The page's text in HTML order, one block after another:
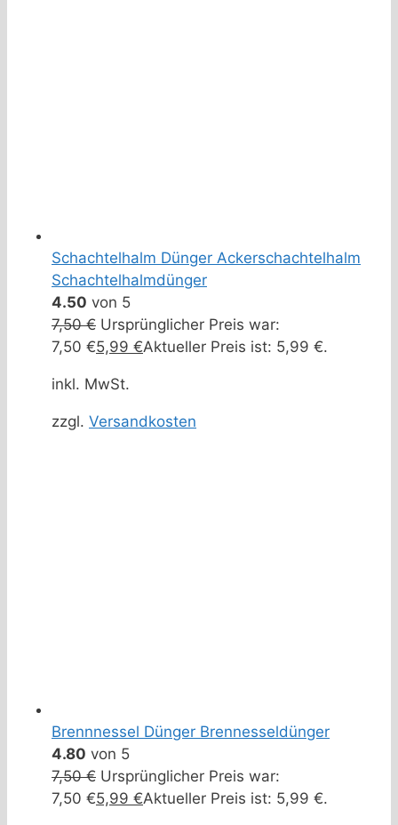
Schachtelhalm Dünger Ackerschachtelhalm
Schachtelhalmdünger
4.50 von 5
7,50€ Ursprünglicher Preis war:
7,50 €5,99 €Aktueller Preis ist: 5,99 €.
inkl. MwSt.
zzgl. Versandkosten
Brennnessel Dünger Brennesseldünger
4.80 von 5
7,50€ Ursprünglicher Preis war:
7,50 €5,99 €Aktueller Preis ist: 5,99 €.